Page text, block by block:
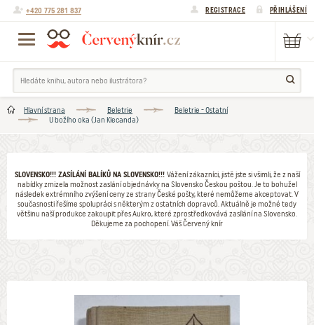
+420 775 281 837 REGISTRACE PŘIHLÁŠENÍ
Hlavní strana Beletrie
Beletrie - Ostatní
U božího oka (Jan Klecanda)
SLOVENSKO!!! ZASÍLÁNÍ BALÍKŮ NA SLOVENSKO!!! Vážení zákazníci, jistě jste si všimli, že z naší
nabídky zmizela možnost zaslání objednávky na Slovensko Českou poštou. Je to bohužel
následek extrémního zvýšení ceny ze strany České pošty, které nemůžeme akceptovat. V
současnosti řešíme spolupráci s některým z ostatních dopravců. Aktuálně je možné tedy
většinu naší produkce zakoupit přes Aukro, které zprostředkovává zasílání na Slovensko.
Děkujeme za pochopení. Váš Červený knír